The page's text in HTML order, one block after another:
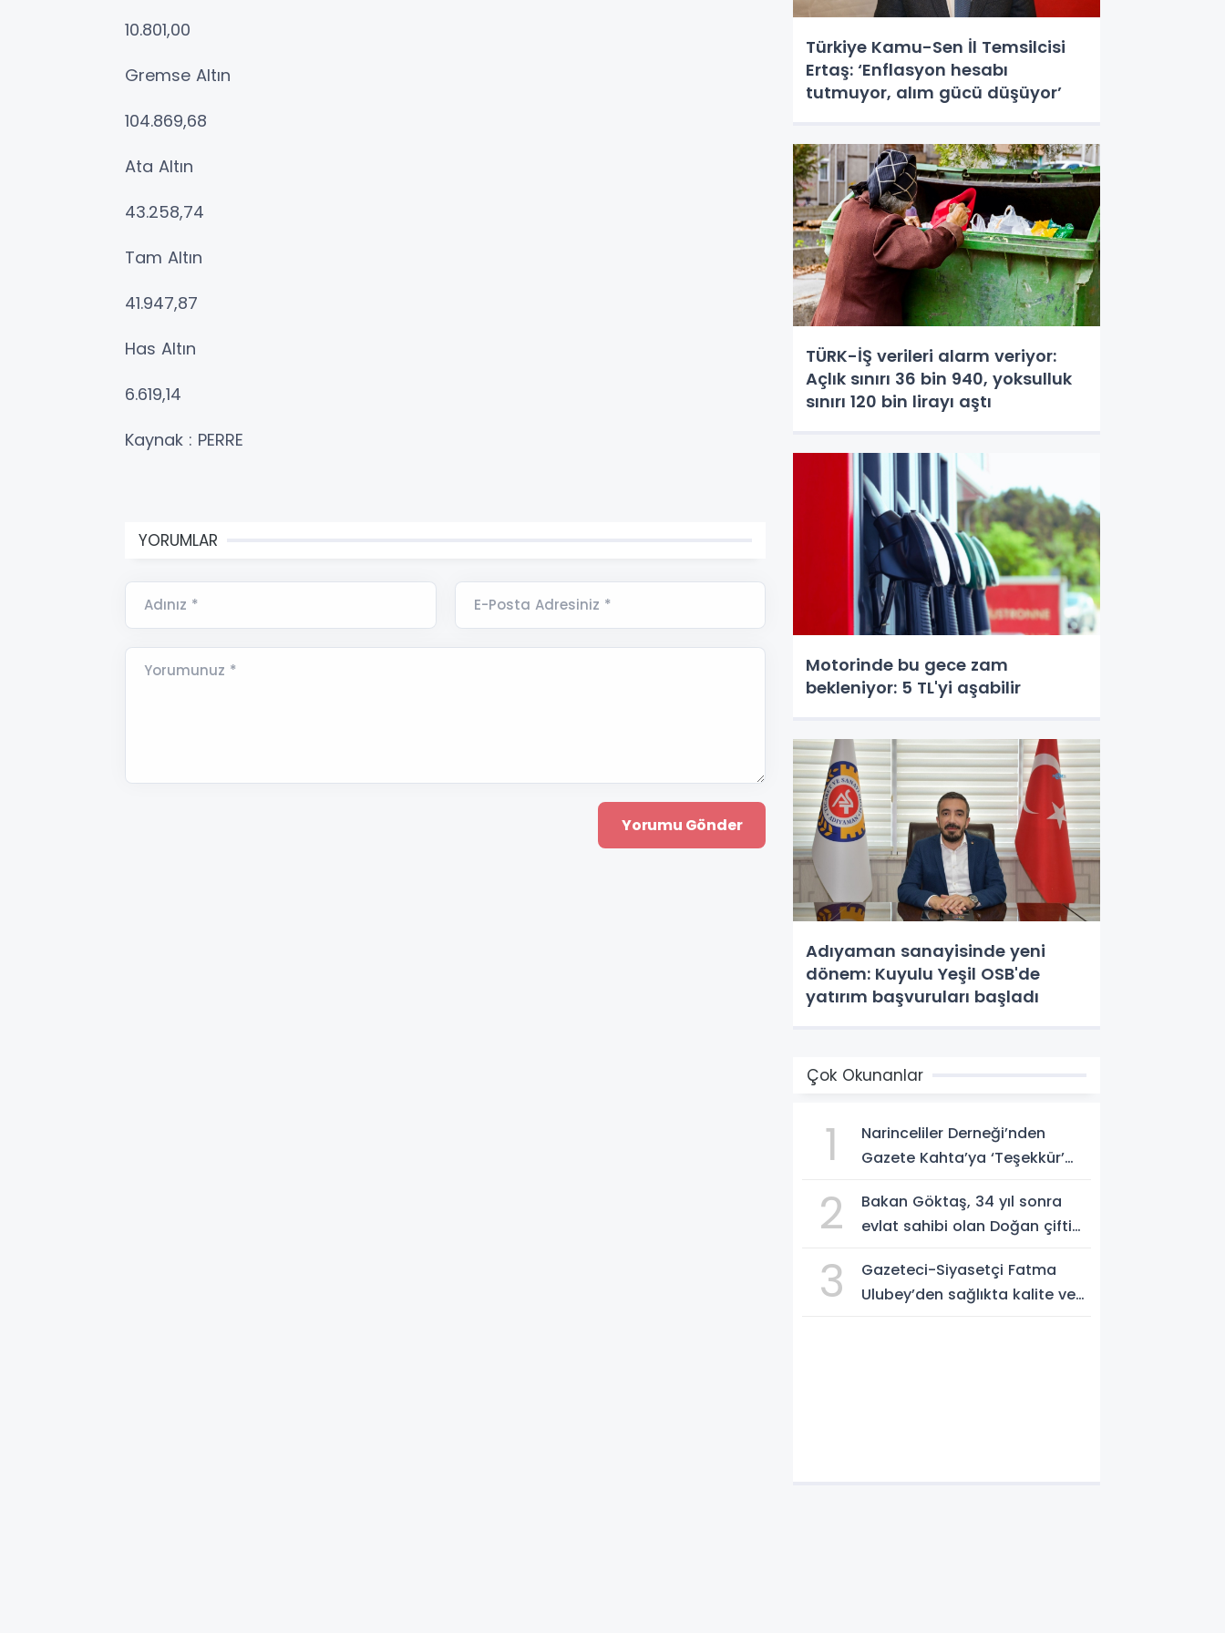
10.801,00
Gremse Altın
104.869,68
Ata Altın
43.258,74
Tam Altın
41.947,87
Has Altın
6.619,14
Kaynak : PERRE
YORUMLAR
Adınız * E-Posta Adresiniz *
Yorumunuz *
Türkiye Kamu-Sen İl Temsilcisi
Ertaş: ‘Enflasyon hesabı
tutmuyor, alım gücü düşüyor’
TÜRK-İŞ verileri alarm veriyor:
Açlık sınırı 36 bin 940, yoksulluk
sınırı 120 bin lirayı aştı
Motorinde bu gece zam
bekleniyor: 5 TL'yi aşabilir
Adıyaman sanayisinde yeni
dönem: Kuyulu Yeşil OSB'de
yatırım başvuruları başladı
Çok Okunanlar
1
Narinceliler Derneği’nden
Gazete Kahta’ya ‘Teşekkür’
2
Bakan Göktaş, 34 yıl sonra
evlat sahibi olan Doğan çifti
3
Gazeteci-Siyasetçi Fatma
Ulubey’den sağlıkta kalite ve